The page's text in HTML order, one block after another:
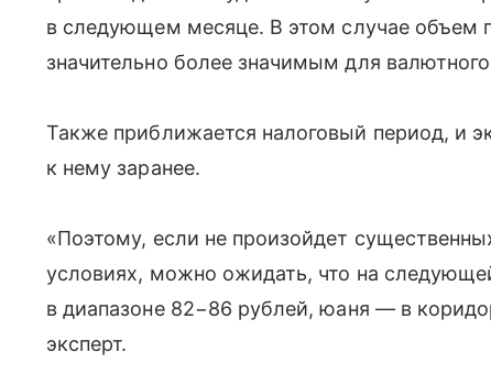
в следующем месяце. В этом случае объем
значительно более значимым для
Также приближается налоговый период, и
к нему заранее.
«Поэтому, если не произойдет
условиях, можно ожидать, что на
в диапазоне 82−86 рублей, юаня — в
эксперт.